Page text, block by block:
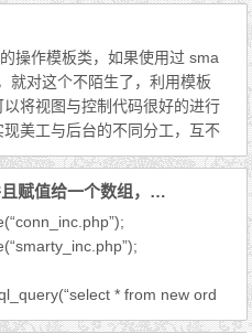
程序员同前端人员分离，使程序
辑内容不会影响到前端人员的
端人员重新修改页面不会影响到
，这在多人合作的项目中显的
的优点...
操作模板类，如果使用过 sma
就对这个不陌生了，利用模板
以将视图与控制代码很好的进行
现美工与后台的不同分工，互不
强大的功能，不仅可以实
代码的分离，更可以生成缓存文
度更快，smarty 模板引擎是
文件，因为其功能强大，一直
清楚 smarty 模板引擎真正的
...
文章标题从数据库中读出，并且赋值给一个数组，最后通过smarty循环显示出来
* from new ord